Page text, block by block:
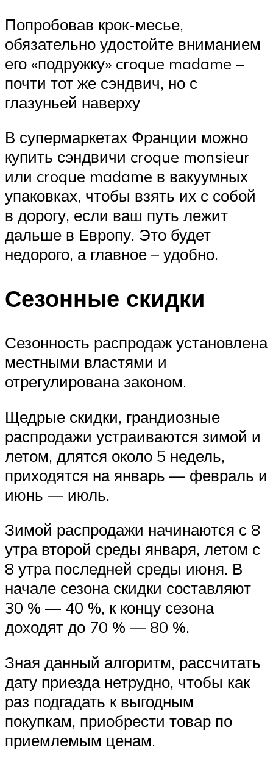
Попробовав крок-месье,
обязательно удостойте вниманием
его «подружку» croque madame –
почти тот же сэндвич, но с
глазуньей наверху
В супермаркетах Франции можно
купить сэндвичи croque monsieur
или croque madame в вакуумных
упаковках, чтобы взять их с собой
в дорогу, если ваш путь лежит
дальше в Европу. Это будет
недорого, а главное – удобно.
Сезонные скидки
Сезонность распродаж установлена
местными властями и
отрегулирована законом.
Щедрые скидки, грандиозные
распродажи устраиваются зимой и
летом, длятся около 5 недель,
приходятся на январь — февраль и
июнь — июль.
Зимой распродажи начинаются с 8
утра второй среды января, летом с
8 утра последней среды июня. В
начале сезона скидки составляют
30 % — 40 %, к концу сезона
доходят до 70 % — 80 %.
Зная данный алгоритм, рассчитать
дату приезда нетрудно, чтобы как
раз подгадать к выгодным
покупкам, приобрести товар по
приемлемым ценам.